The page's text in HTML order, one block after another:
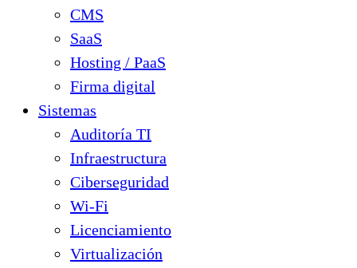
CMS
SaaS
Hosting / PaaS
Firma digital
Sistemas
Auditoría TI
Infraestructura
Ciberseguridad
Wi-Fi
Licenciamiento
Virtualización